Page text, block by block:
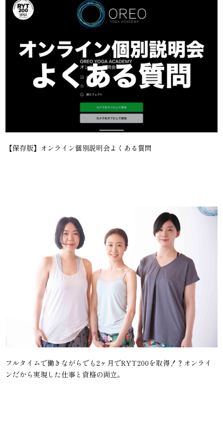
【保存版】オンライン個別説明会よくある質問
フルタイムで働きながらでも2ヶ月でRYT200を取得！？オンライ
ンだから実現した仕事と資格の両立。